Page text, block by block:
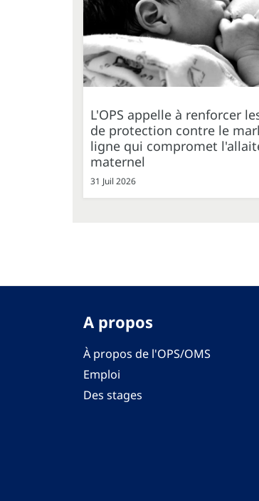
L'OPS appelle à renforcer
de protection contre le
ligne qui compromet
maternel
31 Juil 2026
A propos
À propos de l'OPS/OMS
Emploi
Des stages